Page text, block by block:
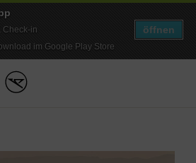
Check-in
im Google Play Store
öffnen